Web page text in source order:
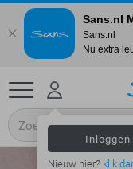
Inloggen
Nieuw hier? klik
Sans.nl
Sans.nl
Nu extra